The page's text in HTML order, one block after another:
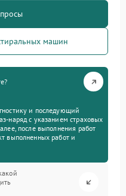
машин
и последующий
наряд с указанием страховых
после выполнения работ
выполненных работ и